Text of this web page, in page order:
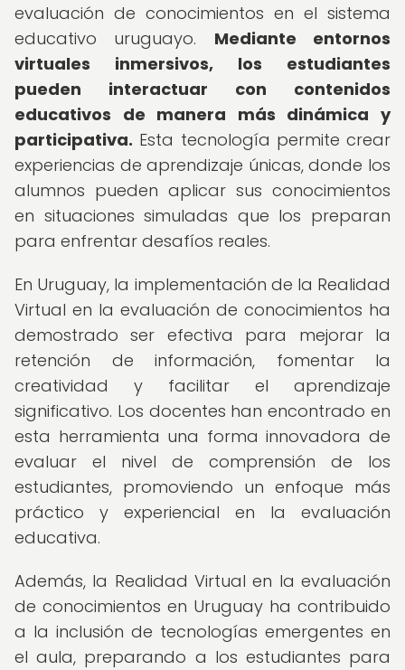
evaluación de conocimientos en el sistema
educativo uruguayo. Mediante entornos
virtuales inmersivos, los estudiantes
pueden interactuar con contenidos
educativos de manera más dinámica y
participativa. Esta tecnología permite crear
experiencias de aprendizaje únicas, donde los
alumnos pueden aplicar sus conocimientos
en situaciones simuladas que los preparan
para enfrentar desafíos reales.
En Uruguay, la implementación de la Realidad
Virtual en la evaluación de conocimientos ha
demostrado ser efectiva para mejorar la
retención de información, fomentar la
creatividad y facilitar el aprendizaje
significativo. Los docentes han encontrado en
esta herramienta una forma innovadora de
evaluar el nivel de comprensión de los
estudiantes, promoviendo un enfoque más
práctico y experiencial en la evaluación
educativa.
Además, la Realidad Virtual en la evaluación
de conocimientos en Uruguay ha contribuido
a la inclusión de tecnologías emergentes en
el aula, preparando a los estudiantes para